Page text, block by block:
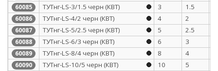
60085 ТУТнг-LS-3/1.5 черн (КВТ) 3 1.5
60086 ТУТнг-LS-4/2 черн (КВТ) 4 2
60087 ТУТнг-LS-5/2.5 черн (КВТ) 5 2.5
60088 ТУТнг-LS-6/3 черн (КВТ) 6 3
60089 ТУТнг-LS-8/4 черн (КВТ) 8 4
60090 ТУТнг-LS-10/5 черн (КВТ) 10 5